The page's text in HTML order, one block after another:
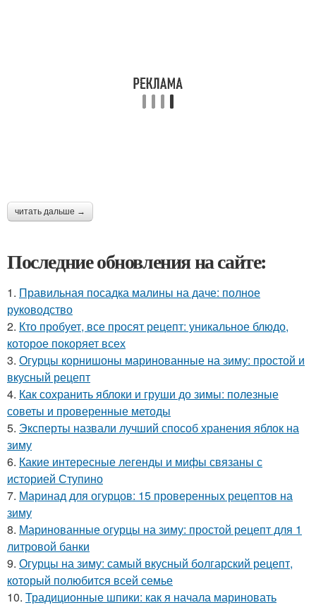
читать дальше →
Последние обновления на сайте:
1. Правильная посадка малины на даче: полное
руководство
2. Кто пробует, все просят рецепт: уникальное блюдо,
которое покоряет всех
3. Огурцы корнишоны маринованные на зиму: простой и
вкусный рецепт
4. Как сохранить яблоки и груши до зимы: полезные
советы и проверенные методы
5. Эксперты назвали лучший способ хранения яблок на
зиму
6. Какие интересные легенды и мифы связаны с
историей Ступино
7. Маринад для огурцов: 15 проверенных рецептов на
зиму
8. Маринованные огурцы на зиму: простой рецепт для 1
литровой банки
9. Огурцы на зиму: самый вкусный болгарский рецепт,
который полюбится всей семье
10. Традиционные шпики: как я начала мариновать